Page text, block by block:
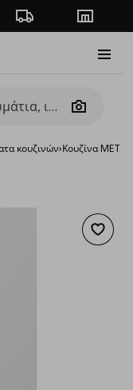
Πορεία παραγγελίας
Camera
κουζινών›Κουζίνα